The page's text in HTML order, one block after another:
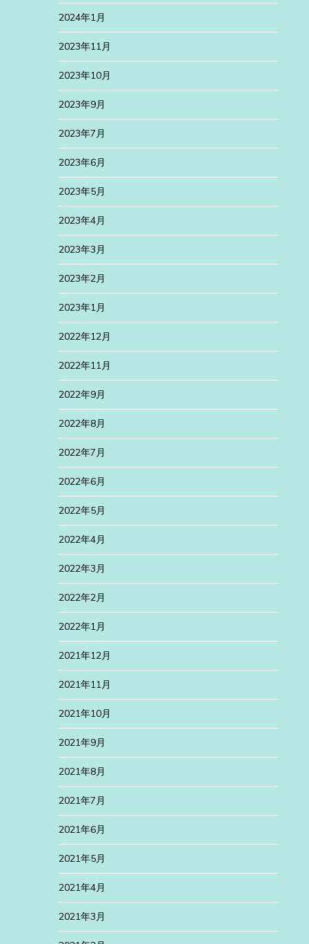
2024年1月
2023年11月
2023年10月
2023年9月
2023年7月
2023年6月
2023年5月
2023年4月
2023年3月
2023年2月
2023年1月
2022年12月
2022年11月
2022年9月
2022年8月
2022年7月
2022年6月
2022年5月
2022年4月
2022年3月
2022年2月
2022年1月
2021年12月
2021年11月
2021年10月
2021年9月
2021年8月
2021年7月
2021年6月
2021年5月
2021年4月
2021年3月